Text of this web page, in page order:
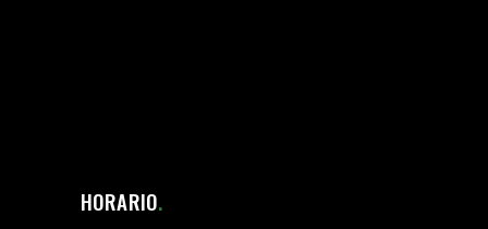
HORARIO